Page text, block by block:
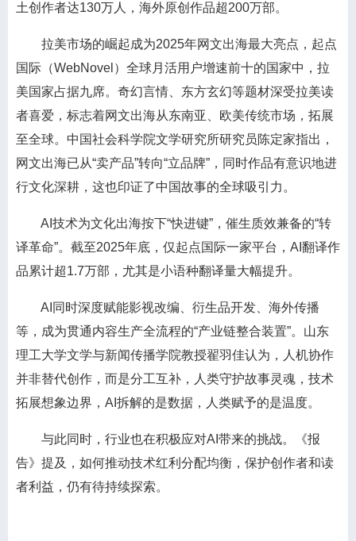
土创作者达130万人，海外原创作品超200万部。
拉美市场的崛起成为2025年网文出海最大亮点，起点
国际（WebNovel）全球月活用户增速前十的国家中，拉
美国家占据九席。奇幻言情、东方玄幻等题材深受拉美读
者喜爱，标志着网文出海从东南亚、欧美传统市场，拓展
至全球。中国社会科学院文学研究所研究员陈定家指出，
网文出海已从“卖产品”转向“立品牌”，同时作品有意识地进
行文化深耕，这也印证了中国故事的全球吸引力。
AI技术为文化出海按下“快进键”，催生质效兼备的“转
译革命”。截至2025年底，仅起点国际一家平台，AI翻译作
品累计超1.7万部，尤其是小语种翻译量大幅提升。
AI同时深度赋能影视改编、衍生品开发、海外传播
等，成为贯通内容生产全流程的“产业链整合装置”。山东
理工大学文学与新闻传播学院教授翟羽佳认为，人机协作
并非替代创作，而是分工互补，人类守护故事灵魂，技术
拓展想象边界，AI拆解的是数据，人类赋予的是温度。
与此同时，行业也在积极应对AI带来的挑战。《报
告》提及，如何推动技术红利分配均衡，保护创作者和读
者利益，仍有待持续探索。